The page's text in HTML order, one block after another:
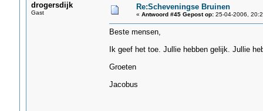
drogersdijk
Gast
Re:Scheveningse Bruinen
« Antwoord #45 Gepost op:25-04-2006,
Beste mensen,
Ik geef het toe. Jullie hebben gelijk. Jullie
Groeten
Jacobus